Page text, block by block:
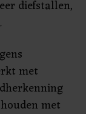
diefstallen,
met
met